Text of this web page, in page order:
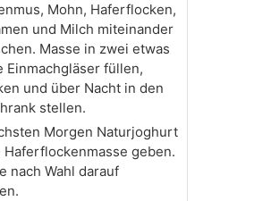
Mohn, Haferflocken,
und Milch miteinander
Masse in zwei etwas
Einmachgläser füllen,
und über Nacht in den
stellen.
Morgen Naturjoghurt
Haferflockenmasse geben.
nach Wahl darauf